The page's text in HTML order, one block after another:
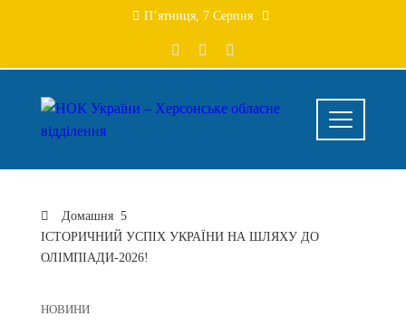
П’ятниця, 7 Серпня
Домашня
ІСТОРИЧНИЙ УСПІХ УКРАЇНИ НА ШЛЯХУ ДО
ОЛІМПІАДИ-2026!
НОВИНИ